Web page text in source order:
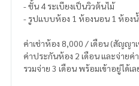
- ชั้น 4 ระเบียงเป็นวิวต้นไม้
- รูปแบบห้อง 1 ห้องนอน 1 ห้องน้
ค่าเช่าห้อง 8,000 / เดือน (
ค่าประกันห้อง 2 เดือน และจ่ายค่
รวมจ่าย 3 เดือน พร้อมเข้าอยู่ได้เ